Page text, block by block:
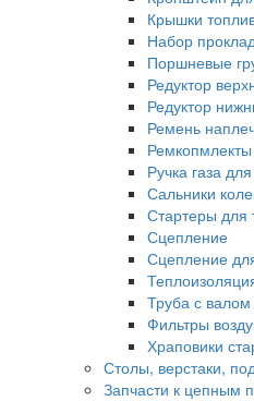
Крышки
Набор
Поршневые
Редуктор
Редуктор
Ремень
Ручка газа
Сальники
Стартеры для
Сцепление
Сцепление
Труба с
Фильтры
Храповики
Столы, верстаки,
Запчасти к цепным